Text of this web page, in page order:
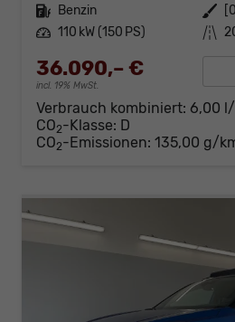
Kraftstoff Benzin Außenfarbe
Leistung 110 kW (150 PS) Kilometerstand
36.090,– €
incl. 19% MwSt.
Verbrauch kombiniert: 6,00
CO2-Klasse: D
CO2-Emissionen: 135,00 g/